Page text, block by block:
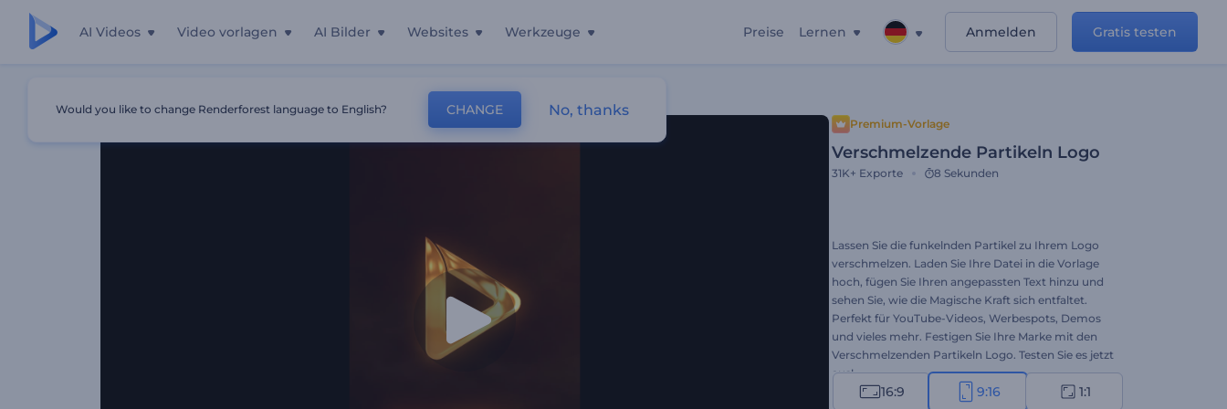
AI Videos Video vorlagen AI Bilder Websites Werkzeuge Preise Lernen Anmelden Gratis testen
Premium-Vorlage
Verschmelzende Partikeln Logo
31K+ Exporte 8 Sekunden
Lassen Sie die funkelnden Partikel zu Ihrem Logo
verschmelzen. Laden Sie Ihre Datei in die Vorlage
hoch, fügen Sie Ihren angepassten Text hinzu und
sehen Sie, wie die Magische Kraft sich entfaltet.
Perfekt für YouTube-Videos, Werbespots, Demos
und vieles mehr. Festigen Sie Ihre Marke mit den
Verschmelzenden Partikeln Logo. Testen Sie es jetzt
aus!
16:9 9:16 1:1
Would you like to change Renderforest language to English? CHANGE No, thanks